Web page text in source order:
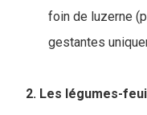
foin de luzerne
gestantes
2. Les légumes-